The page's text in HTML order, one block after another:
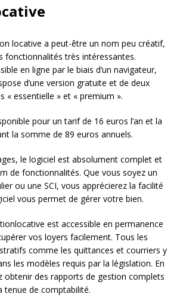
locative a peut-être un nom peu créatif,
fonctionnalités très intéressantes.
en ligne par le biais d’un navigateur,
d’une version gratuite et de deux
« essentielle » et « premium ».
pour un tarif de 16 euros l’an et la
la somme de 89 euros annuels.
le logiciel est absolument complet et
de fonctionnalités. Que vous soyez un
ou une SCI, vous apprécierez la facilité
vous permet de gérer votre bien.
est accessible en permanence
vos loyers facilement. Tous les
comme les quittances et courriers y
les modèles requis par la législation. En
obtenir des rapports de gestion complets
tenue de comptabilité.